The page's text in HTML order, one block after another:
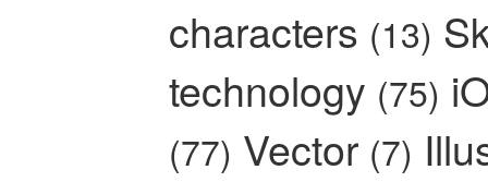
characters (13)
technology (75)
(77) Vector (7)